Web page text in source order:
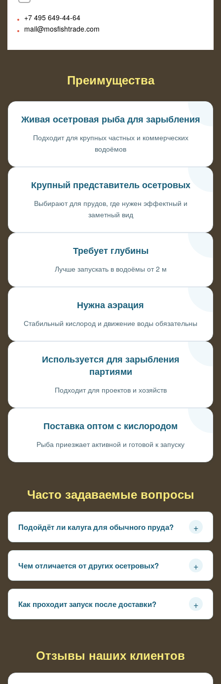
+7 495 649-44-64
mail@mosfishtrade.com
Преимущества
Живая осетровая рыба для зарыбления
Подходит для крупных частных и коммерческих
водоёмов
Крупный представитель осетровых
Выбирают для прудов, где нужен эффектный и
заметный вид
Требует глубины
Лучше запускать в водоёмы от 2 м
Нужна аэрация
Стабильный кислород и движение воды обязательны
Используется для зарыбления
партиями
Подходит для проектов и хозяйств
Поставка оптом с кислородом
Рыба приезжает активной и готовой к запуску
Часто задаваемые вопросы
Подойдёт ли калуга для обычного пруда? +
Чем отличается от других осетровых? +
Как проходит запуск после доставки? +
Отзывы наших клиентов